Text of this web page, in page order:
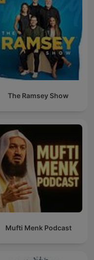
The Ramsey Show
Mufti Menk Podcast